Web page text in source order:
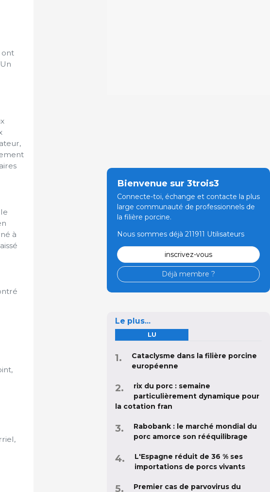
ont
à
Bienvenue sur 3trois3
Connecte-toi, échange et contacte la plus
large communauté de professionnels de
la filière porcine.
Nous sommes déjà 211911 Utilisateurs
inscrivez-vous
Déjà membre ?
Le plus...
LU
Cataclysme dans la filière porcine
européenne
rix du porc : semaine
particulièrement dynamique pour
la cotation fran
Rabobank : le marché mondial du
porc amorce son rééquilibrage
L'Espagne réduit de 36 % ses
importations de porcs vivants
Premier cas de parvovirus du